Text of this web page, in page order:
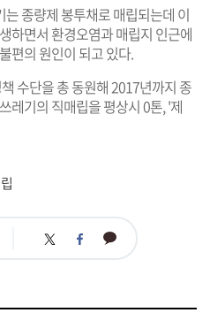
종량제 봉투채로 매립되는데 이
하면서 환경오염과 매립지 인근에
편의 원인이 되고 있다.
수단을 총 동원해 2017년까지 종
레기의 직매립을 평상시 0톤, '제
트 페 카